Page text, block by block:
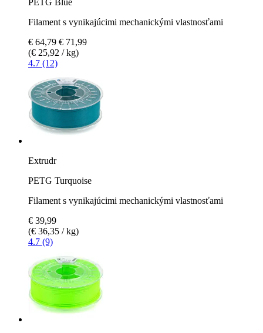
Filament s vynikajúcimi mechanickými vlastnosťami
€ 64,79 € 71,99
(€ 25,92 / kg)
4.7 (12)
Extrudr
PETG Turquoise
Filament s vynikajúcimi mechanickými vlastnosťami
€ 39,99
(€ 36,35 / kg)
4.7 (9)